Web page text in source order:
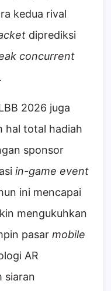
kedua rival
diprediksi
concurrent
2026 juga
hal total hadiah
sponsor
in-game event
ini mencapai
mengukuhkan
pasar mobile
AR
siaran